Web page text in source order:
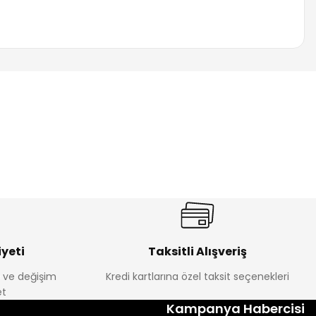
ve değişim
Taksitli Alışveriş
Kredi kartlarına özel taksit seçenekleri
Kampanya Habercisi